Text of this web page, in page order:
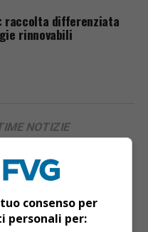
raccolta differenziata
rinnovabili
NOTIZIE
firmati sui social:
di droga da milioni
fa
nell’Udinese: ecco tutte
consenso per
personali per: